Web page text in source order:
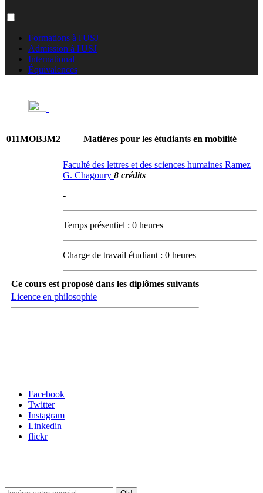
Formations à l'USJ
Admission à l'USJ
International
Équivalences
011MOB3M2 Matières pour les étudiants en mobilité
Faculté des lettres et des sciences humaines Ramez
G. Chagoury 8 crédits
-
Temps présentiel : 0 heures
Charge de travail étudiant : 0 heures
Ce cours est proposé dans les diplômes suivants
Licence en philosophie
Facebook
Twitter
Instagram
Linkedin
flickr